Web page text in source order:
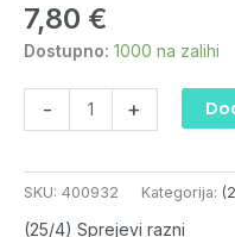
7,80 €
Dostupno: 1000 na zalihi
-
količina
+
SKU: 400932 Kategorija:
(25/4) Sprejevi razni